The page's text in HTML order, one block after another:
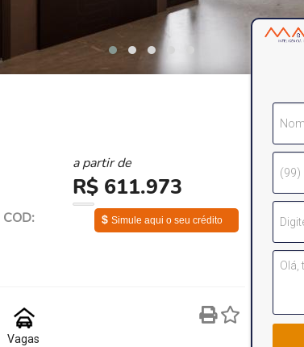
COD:
a partir de
R$ 611.973
$ Simule aqui o seu crédito
Vagas